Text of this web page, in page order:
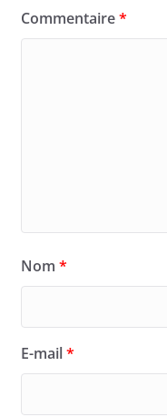
Commentaire*
Nom *
E-mail*